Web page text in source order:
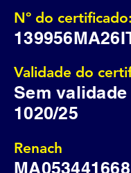
Nº do certificado:
Validade do
Sem validade
1020/25
Renach
MA053441668